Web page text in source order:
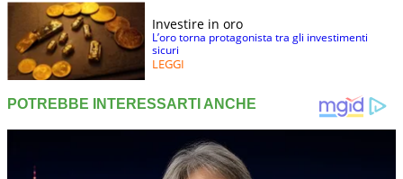
Investire in oro
L’oro torna protagonista tra gli investimenti
sicuri
LEGGI